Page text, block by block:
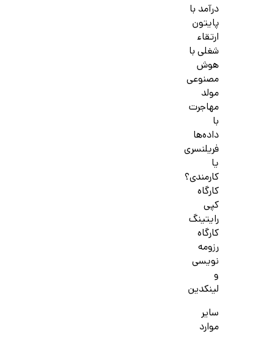
درآمد با
پایتون
ارتقاء
شغلی با
هوش
مصنوعی
مولد
مهاجرت
با
داده‌ها
فریلنسری
یا
کارمندی؟
کارگاه
کپی
رایتینگ
کارگاه
رزومه
نویسی
و
لینکدین
سایر
موارد